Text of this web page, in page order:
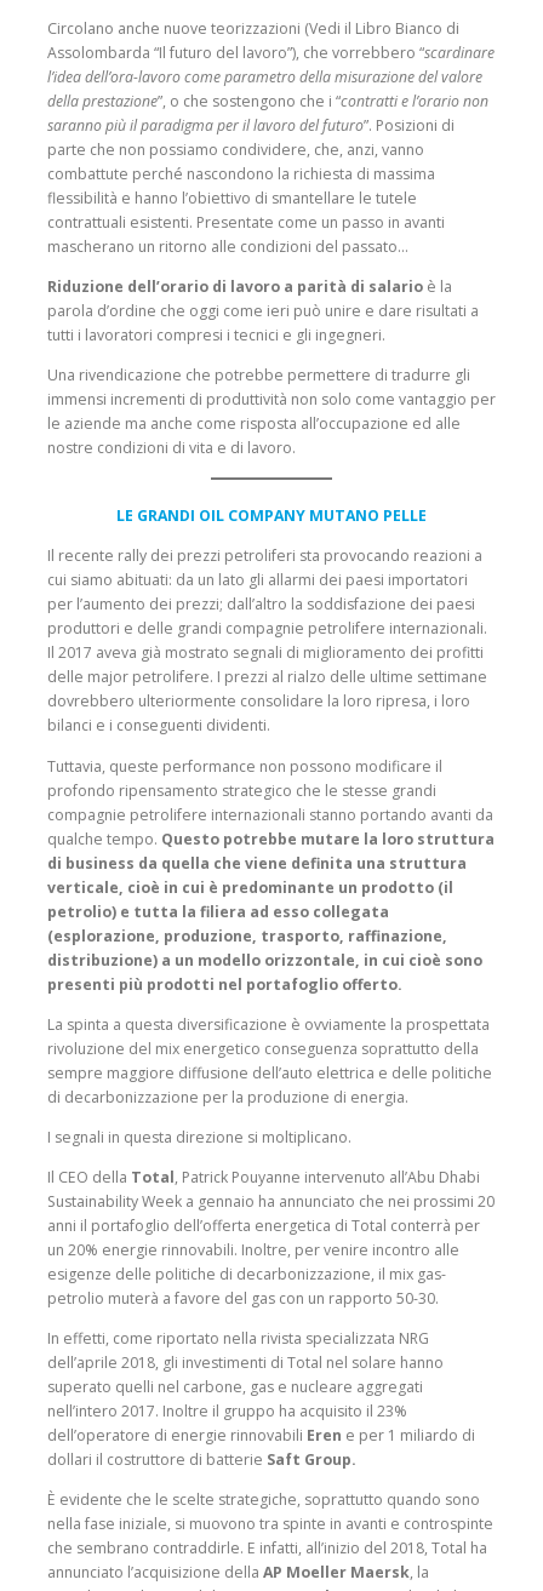
Circolano anche nuove teorizzazioni (Vedi il Libro Bianco di
Assolombarda “Il futuro del lavoro”), che vorrebbero “scardinare
l’idea dell’ora-lavoro come parametro della misurazione del valore
della prestazione”, o che sostengono che i “contratti e l’orario non
saranno più il paradigma per il lavoro del futuro”. Posizioni di
parte che non possiamo condividere, che, anzi, vanno
combattute perché nascondono la richiesta di massima
flessibilità e hanno l’obiettivo di smantellare le tutele
contrattuali esistenti. Presentate come un passo in avanti
mascherano un ritorno alle condizioni del passato…
Riduzione dell’orario di lavoro a parità di salario è la
parola d’ordine che oggi come ieri può unire e dare risultati a
tutti i lavoratori compresi i tecnici e gli ingegneri.
Una rivendicazione che potrebbe permettere di tradurre gli
immensi incrementi di produttività non solo come vantaggio per
le aziende ma anche come risposta all’occupazione ed alle
nostre condizioni di vita e di lavoro.
LE GRANDI OIL COMPANY MUTANO PELLE
Il recente rally dei prezzi petroliferi sta provocando reazioni a
cui siamo abituati: da un lato gli allarmi dei paesi importatori
per l’aumento dei prezzi; dall’altro la soddisfazione dei paesi
produttori e delle grandi compagnie petrolifere internazionali.
Il 2017 aveva già mostrato segnali di miglioramento dei profitti
delle major petrolifere. I prezzi al rialzo delle ultime settimane
dovrebbero ulteriormente consolidare la loro ripresa, i loro
bilanci e i conseguenti dividenti.
Tuttavia, queste performance non possono modificare il
profondo ripensamento strategico che le stesse grandi
compagnie petrolifere internazionali stanno portando avanti da
qualche tempo. Questo potrebbe mutare la loro struttura
di business da quella che viene definita una struttura
verticale, cioè in cui è predominante un prodotto (il
petrolio) e tutta la filiera ad esso collegata
(esplorazione, produzione, trasporto, raffinazione,
distribuzione) a un modello orizzontale, in cui cioè sono
presenti più prodotti nel portafoglio offerto.
La spinta a questa diversificazione è ovviamente la prospettata
rivoluzione del mix energetico conseguenza soprattutto della
sempre maggiore diffusione dell’auto elettrica e delle politiche
di decarbonizzazione per la produzione di energia.
I segnali in questa direzione si moltiplicano.
Il CEO della Total, Patrick Pouyanne intervenuto all’Abu Dhabi
Sustainability Week a gennaio ha annunciato che nei prossimi 20
anni il portafoglio dell’offerta energetica di Total conterrà per
un 20% energie rinnovabili. Inoltre, per venire incontro alle
esigenze delle politiche di decarbonizzazione, il mix gas-
petrolio muterà a favore del gas con un rapporto 50-30.
In effetti, come riportato nella rivista specializzata NRG
dell’aprile 2018, gli investimenti di Total nel solare hanno
superato quelli nel carbone, gas e nucleare aggregati
nell’intero 2017. Inoltre il gruppo ha acquisito il 23%
dell’operatore di energie rinnovabili Eren e per 1 miliardo di
dollari il costruttore di batterie Saft Group.
È evidente che le scelte strategiche, soprattutto quando sono
nella fase iniziale, si muovono tra spinte in avanti e controspinte
che sembrano contraddirle. E infatti, all’inizio del 2018, Total ha
annunciato l’acquisizione della AP Moeller Maersk, la